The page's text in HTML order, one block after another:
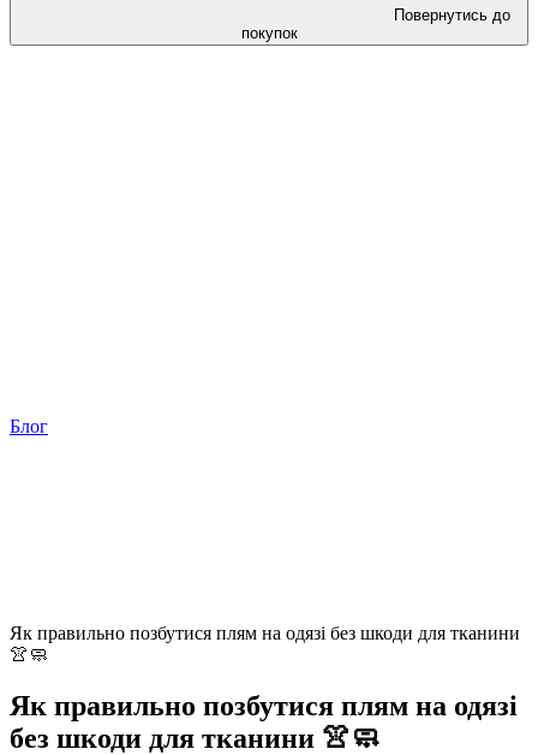
Повернутись до
покупок
Блог
Як правильно позбутися плям на одязі без шкоди для тканини
👚🧼
Як правильно позбутися плям на одязі
без шкоди для тканини 👚🧼